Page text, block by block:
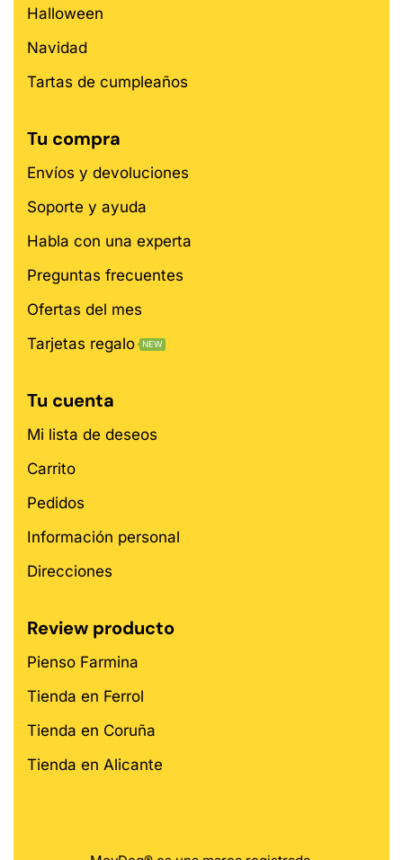
Halloween
Navidad
Tartas de cumpleaños
Tu compra
Envíos y devoluciones
Soporte y ayuda
Habla con una experta
Preguntas frecuentes
Ofertas del mes
Tarjetas regalo
NEW
Tu cuenta
Mi lista de deseos
Carrito
Pedidos
Información personal
Direcciones
Review producto
Pienso Farmina
Tienda en Ferrol
Tienda en Coruña
Tienda en Alicante